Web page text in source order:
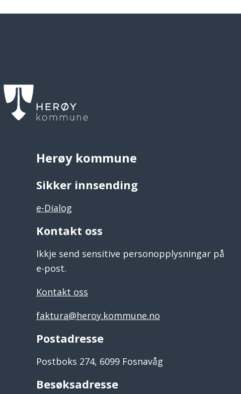
Herøy kommune
Sikker innsending
e-Dialog
Kontakt oss
Ikkje send sensitive personopplysningar på
e-post.
Kontakt oss
faktura@heroy.kommune.no
Postadresse
Postboks 274, 6099 Fosnavåg
Besøksadresse